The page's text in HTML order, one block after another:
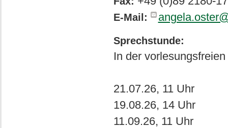
E-Mail:
Sprechstunde:
In der
21.07.26, 11 Uhr
19.08.26, 14 Uhr
11.09.26, 11 Uhr